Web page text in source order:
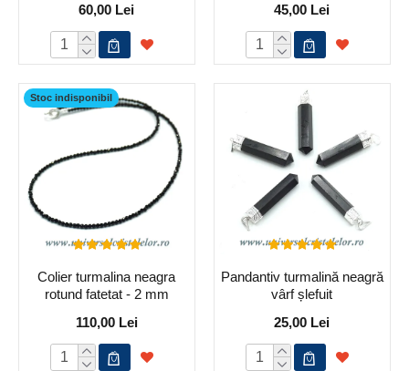
60,00 Lei
45,00 Lei
Stoc indisponibil
Colier turmalina neagra
rotund fatetat - 2 mm
110,00 Lei
Pandantiv turmalină neagră
vârf șlefuit
25,00 Lei